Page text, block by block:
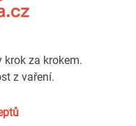
krok za krokem.
z vaření.